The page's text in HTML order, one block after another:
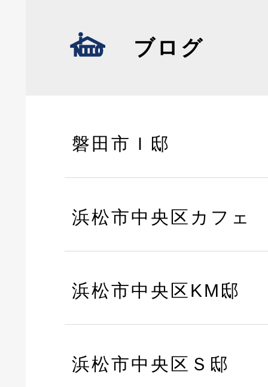
ブログ
磐田市Ｉ邸
浜松市中央区カフェ
浜松市中央区KM邸
浜松市中央区Ｓ邸